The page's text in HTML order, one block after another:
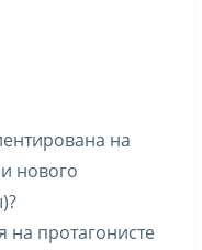
на
нового
на протагонисте